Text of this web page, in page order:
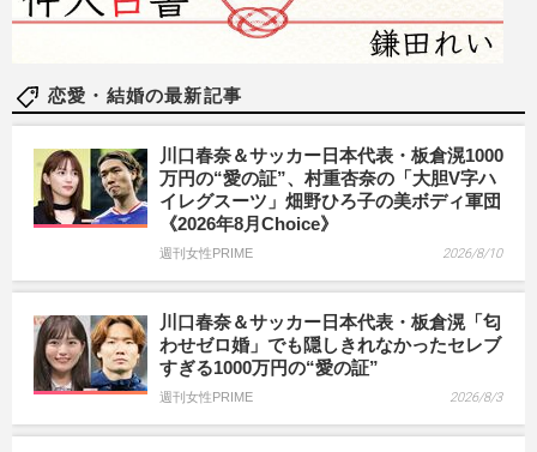
恋愛・結婚の最新記事
川口春奈＆サッカー日本代表・板倉滉1000
万円の“愛の証”、村重杏奈の「大胆V字ハ
イレグスーツ」畑野ひろ子の美ボディ軍団
《2026年8月Choice》
週刊女性PRIME 2026/8/10
川口春奈＆サッカー日本代表・板倉滉「匂
わせゼロ婚」でも隠しきれなかったセレブ
すぎる1000万円の“愛の証”
週刊女性PRIME 2026/8/3